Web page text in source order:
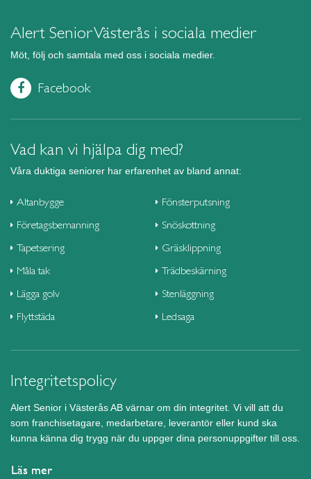
Alert Senior Västerås i sociala medier
Möt, följ och samtala med oss i sociala medier.
Facebook
Vad kan vi hjälpa dig med?
Våra duktiga seniorer har erfarenhet av bland annat:
Altanbygge
Företagsbemanning
Tapetsering
Måla tak
Lägga golv
Flyttstäda
Fönsterputsning
Snöskottning
Gräsklippning
Trädbeskärning
Stenläggning
Ledsaga
Integritetspolicy
Alert Senior i Västerås AB värnar om din integritet. Vi vill att du
som franchisetagare, medarbetare, leverantör eller kund ska
kunna känna dig trygg när du uppger dina personuppgifter till oss.
Läs mer